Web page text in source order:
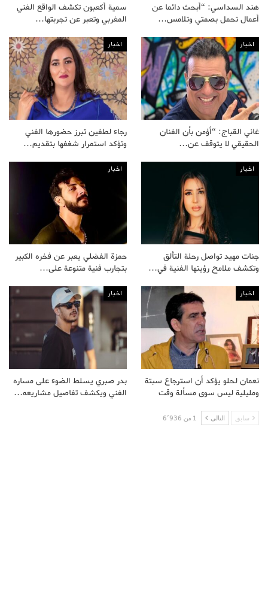
هند السداسي: “أبحث دائما عن
أعمال تحمل بصمتي وتلامس…
سمية أكعبون تكشف الواقع الفني
المغربي وتعبر عن تجربتها…
اخبار
غاني القباج: “أؤمن بأن الفنان
الحقيقي لا يتوقف عن…
اخبار
رجاء لطفين تبرز حضورها الفني
وتؤكد استمرار شغفها بتقديم…
اخبار
جنات مهيد تواصل رحلة التألق
وتكشف ملامح رؤيتها الفنية في…
اخبار
حمزة الفضلي يعبر عن فخره الكبير
بتجارب فنية متنوعة على…
اخبار
نعمان لحلو يؤكد أن استرجاع سبتة
ومليلية ليس سوى مسألة وقت
اخبار
بدر صبري يسلط الضوء على مساره
الفني ويكشف تفاصيل مشاريعه…
سابق التالى 1 من 6٬936